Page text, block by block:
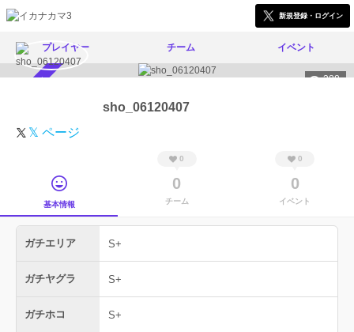
新規登録・ログイン
プレイヤー チーム イベント
388
sho_06120407
𝕏 ページ
基本情報
0
0
チーム
0
0
イベント
ガチエリア S+
ガチヤグラ S+
ガチホコ S+